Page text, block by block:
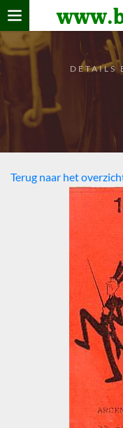
Home
verzamelen
De bierkaart
Bezoekers
DETAILS
Terug naar het